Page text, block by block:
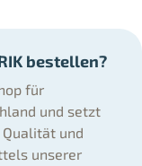
bestellen?
für
und setzt
und
unserer